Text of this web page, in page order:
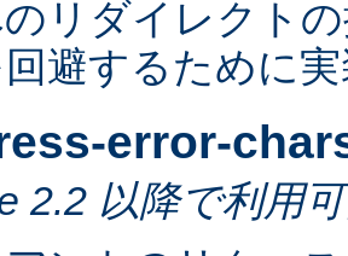
リダイレクト
避するために
error-
2.2 以降で利用